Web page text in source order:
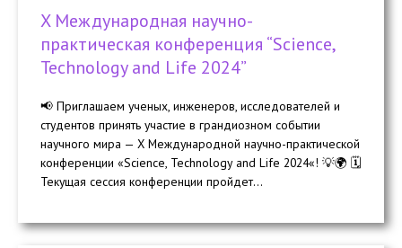
X Международная научно-
практическая конференция “Science,
Technology and Life 2024”
📢 Приглашаем ученых, инженеров, исследователей и
студентов принять участие в грандиозном событии
научного мира — X Международной научно-практической
конференции «Science, Technology and Life 2024«! 💡🌍 🗓️
Текущая сессия конференции пройдет...